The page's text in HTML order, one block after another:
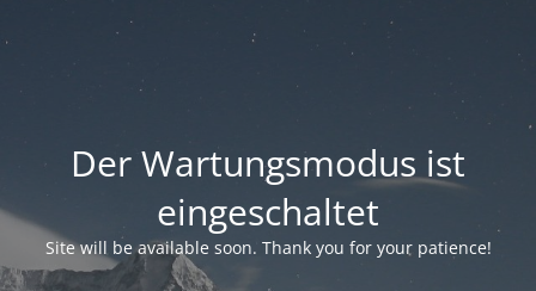
Der Wartungsmodus ist
eingeschaltet
Site will be available soon. Thank you for your patience!